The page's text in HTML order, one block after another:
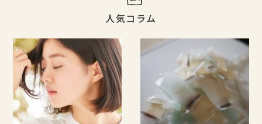
人気コラム